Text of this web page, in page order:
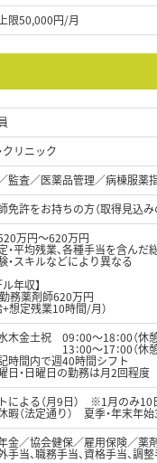
限50,000円/月
クリニック
監査／医薬品管理／病棟服薬
免許をお持ちの方（取得見込み
万円～620万円
・平均残業、各種手当を含んだ
・スキルなどにより異なる
ル年収】
務薬剤師620万円
+想定残業10時間/月）
木金土祝 09：00～18：00（休
：00～17：00（休憩
時間内で週40時間シフト
日・日曜日の勤務は月2回程度
による（月9日） ※1月のみ
暇（法定通り） 夏季・年末年始
金／協会健保／雇用保険／薬
手当、職務手当、資格手当、調